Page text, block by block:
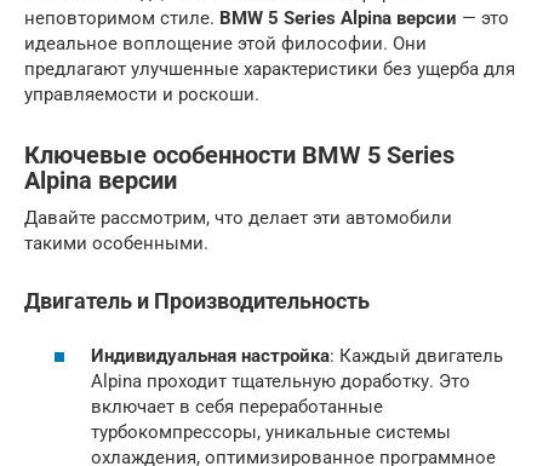
неповторимом стиле. BMW 5 Series Alpina версии — это
идеальное воплощение этой философии. Они
предлагают улучшенные характеристики без ущерба для
управляемости и роскоши.
Ключевые особенности BMW 5 Series
Alpina версии
Давайте рассмотрим, что делает эти автомобили
такими особенными.
Двигатель и Производительность
Индивидуальная настройка: Каждый двигатель
Alpina проходит тщательную доработку. Это
включает в себя переработанные
турбокомпрессоры, уникальные системы
охлаждения, оптимизированное программное